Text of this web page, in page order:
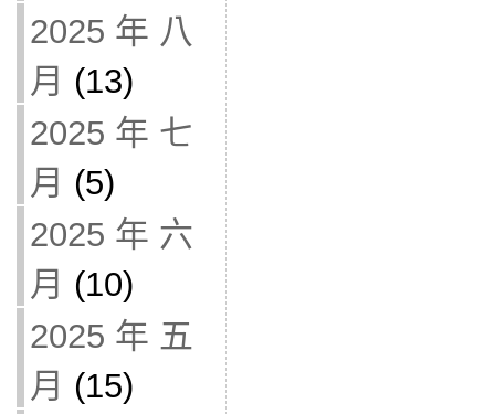
2025 年 八
月 (13)
2025 年 七
月 (5)
2025 年 六
月 (10)
2025 年 五
月 (15)